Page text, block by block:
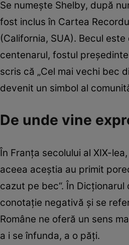
Se numeşte Shelby, după
fost inclus în Cartea
(California, SUA). Becul
centenarul, fostul
scris că „Cel mai vechi bec
devenit un simbol al
De unde vine
În Franţa secolului al XIX-
aceea aceştia au primit
cazut pe bec“. În
conotaţie negativă şi se
Române ne oferă un sens
a i se înfunda, a o păţi.